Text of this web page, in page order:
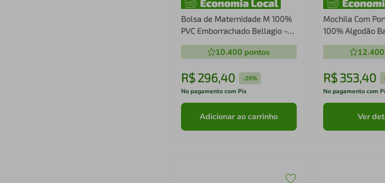
Bolsa de Maternidade M 100%
PVC Emborrachado Bellagio -
Batistela
10.400 pontos
R$ 296,40 -29%
No pagamento com Pix
Adicionar ao carrinho
Mochila Com
100% Algodão
Batistela
12.400
R$ 353,40
No pagamento com
Ver